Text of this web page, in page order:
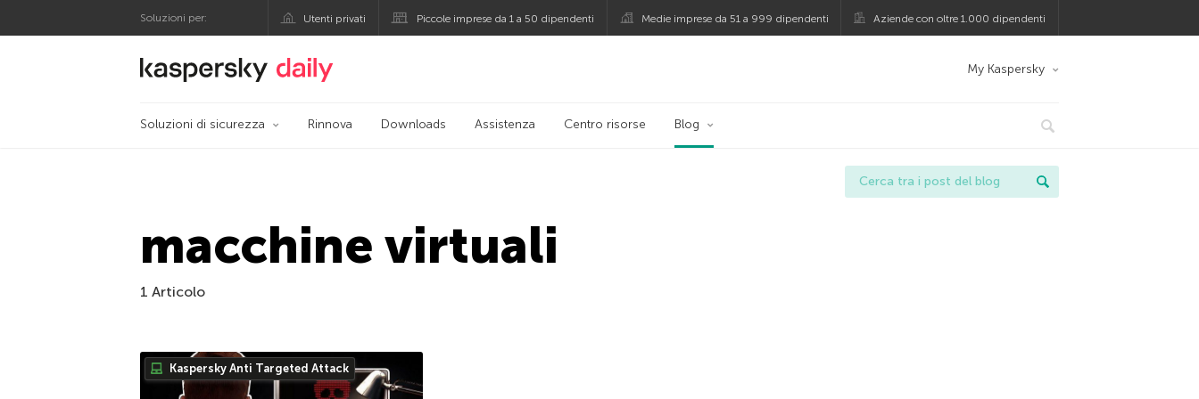
Soluzioni per: Utenti privati Piccole imprese da 1 a 50 dipendenti Medie imprese da 51 a 999 dipendenti Aziende con oltre 1.000 dipendenti
Blog ufficiale di Kaspersky My Kaspersky
Soluzioni di sicurezza Rinnova Downloads Assistenza Centro risorse Blog
macchine virtuali
1 Articolo
Kaspersky Anti Targeted Attack